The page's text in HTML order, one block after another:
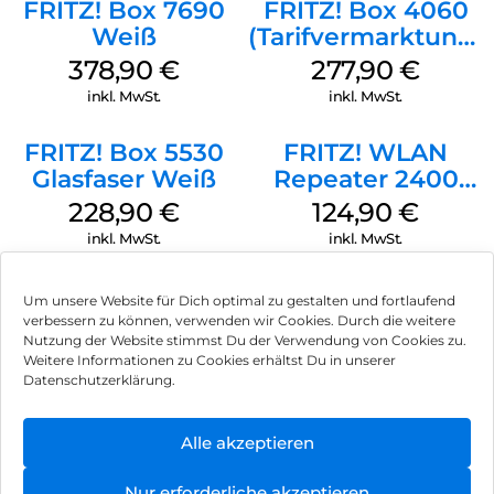
Um unsere Website für Dich optimal zu gestalten und fortlaufend
verbessern zu können, verwenden wir Cookies. Durch die weitere
Nutzung der Website stimmst Du der Verwendung von Cookies zu.
Weitere Informationen zu Cookies erhältst Du in unserer
Datenschutzerklärung.
Alle akzeptieren
(OTDR) auf Ihre Qualität getestet. Ein Messprotokoll über die
Werte der Eingangsdämpfung(Input Loss) und der
Rückussdämpfung (Return Loss) ist bei jedem ausgelieferten
LC-LC SM G.657.A1 Simplex Patchkabel enthalten.
Simplex Patchkabel werden unter Berücksichtigung
allgemein gültigerindustrieller Standards und Normen
gefertigt und verfügen über eine ammwidrige LSZH
Ummantelung. Somit entsteht imBrandfall eine sehr
niedrige Rauchentwicklung im Vergleich zu Patchkabeln mit
PVC Mantel. Des Weiteren wird kein Halogenfreigesetzt.
FRITZ! Box 7690
Weiß
378,90€
inkl. MwSt.
FRITZ! Box 4060
(Tarifvermarktung)
Weiß
277,90€
inkl. MwSt.
FRITZ! Box 5530
Glasfaser Weiß
228,90€
inkl. MwSt.
FRITZ! WLAN
Repeater 2400
Weiß
124,90€
inkl. MwSt.
Impressum